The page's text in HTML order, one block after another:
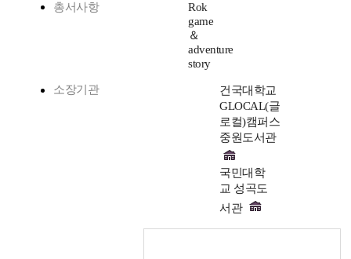
총서사항
Rok
game
＆
adventure
story
소장기관
건국대학교
GLOCAL(글
로컬)캠퍼스
중원도서관
국민대학
교 성곡도
서관